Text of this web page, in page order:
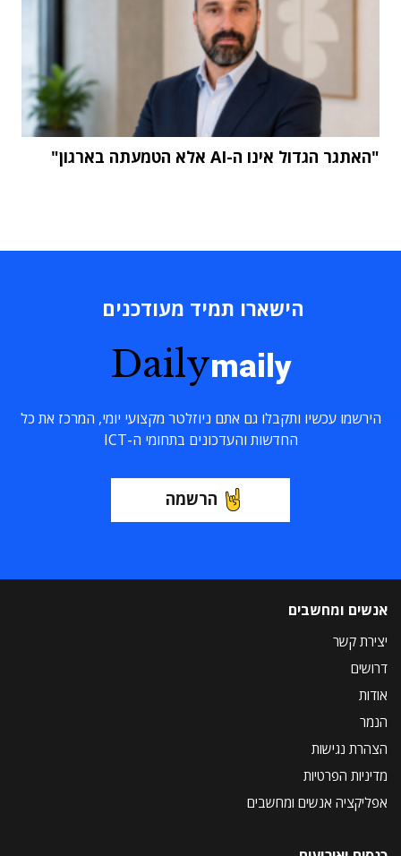
"האתגר הגדול אינו ה-AI אלא הטמעתה בארגון"
הישארו תמיד מעודכנים
Dailymaily
הירשמו עכשיו ותקבלו גם אתם ניוזלטר מקצועי יומי, המרכז את כל
החדשות והעדכונים בתחומי ה-ICT
הרשמה
אנשים ומחשבים
יצירת קשר
דרושים
אודות
הנמר
הצהרת נגישות
מדיניות הפרטיות
אפליקציה אנשים ומחשבים